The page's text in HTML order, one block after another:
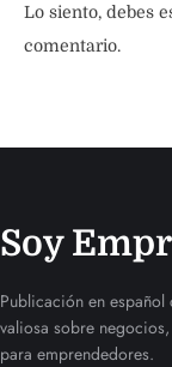
Lo siento, debes
comentario.
Soy
Publicación en
valiosa sobre
para emprendedores.